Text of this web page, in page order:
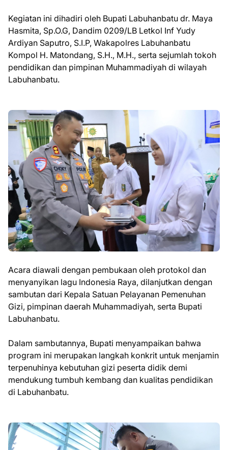
Kegiatan ini dihadiri oleh Bupati Labuhanbatu dr. Maya
Hasmita, Sp.O.G, Dandim 0209/LB Letkol Inf Yudy
Ardiyan Saputro, S.I.P, Wakapolres Labuhanbatu
Kompol H. Matondang, S.H., M.H., serta sejumlah tokoh
pendidikan dan pimpinan Muhammadiyah di wilayah
Labuhanbatu.
Acara diawali dengan pembukaan oleh protokol dan
menyanyikan lagu Indonesia Raya, dilanjutkan dengan
sambutan dari Kepala Satuan Pelayanan Pemenuhan
Gizi, pimpinan daerah Muhammadiyah, serta Bupati
Labuhanbatu.
Dalam sambutannya, Bupati menyampaikan bahwa
program ini merupakan langkah konkrit untuk menjamin
terpenuhinya kebutuhan gizi peserta didik demi
mendukung tumbuh kembang dan kualitas pendidikan
di Labuhanbatu.